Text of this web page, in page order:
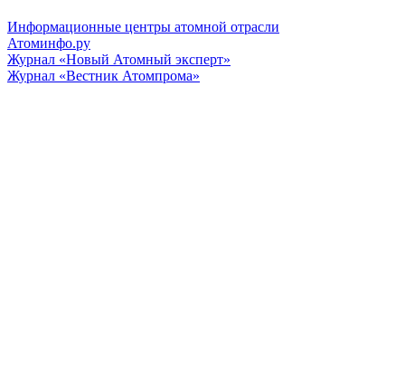
Информационные центры атомной отрасли
Атоминфо.ру
Журнал «Новый Атомный эксперт»
Журнал «Вестник Атомпрома»